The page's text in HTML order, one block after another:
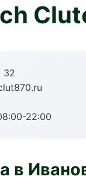
32
22:00
в